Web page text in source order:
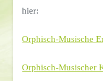
hier:
Orphisch-Musische
Orphisch-Musischer